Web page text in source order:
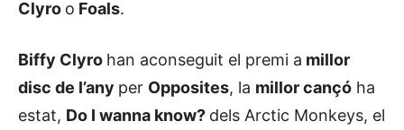
Clyro o Foals.
Biffy Clyro han aconseguit el premi a millor
disc de l’any per Opposites, la millor cançó ha
estat, Do I wanna know? dels Arctic Monkeys, el